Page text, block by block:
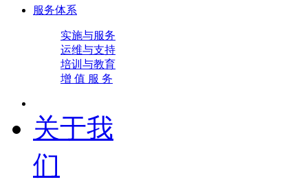
服务体系
实施与服务
运维与支持
培训与教育
增 值 服 务
关于我
们